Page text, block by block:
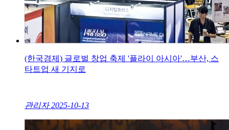
(한국경제) 글로벌 창업 축제 '플라이 아시아'…부산, 스
타트업 새 기지로
관리자 2025-10-13